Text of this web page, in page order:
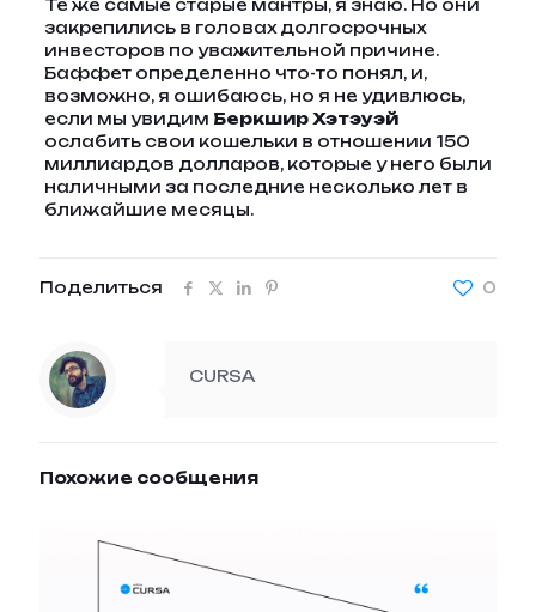
Те же самые старые мантры, я знаю. Но они
закрепились в головах долгосрочных
инвесторов по уважительной причине.
Баффет определенно что-то понял, и,
возможно, я ошибаюсь, но я не удивлюсь,
если мы увидим Беркшир Хэтэуэй
ослабить свои кошельки в отношении 150
миллиардов долларов, которые у него были
наличными за последние несколько лет в
ближайшие месяцы.
Поделиться 0
CURSA
Похожие сообщения